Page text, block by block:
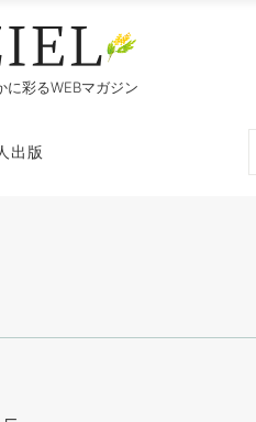
に彩るWEBマガジン
出版